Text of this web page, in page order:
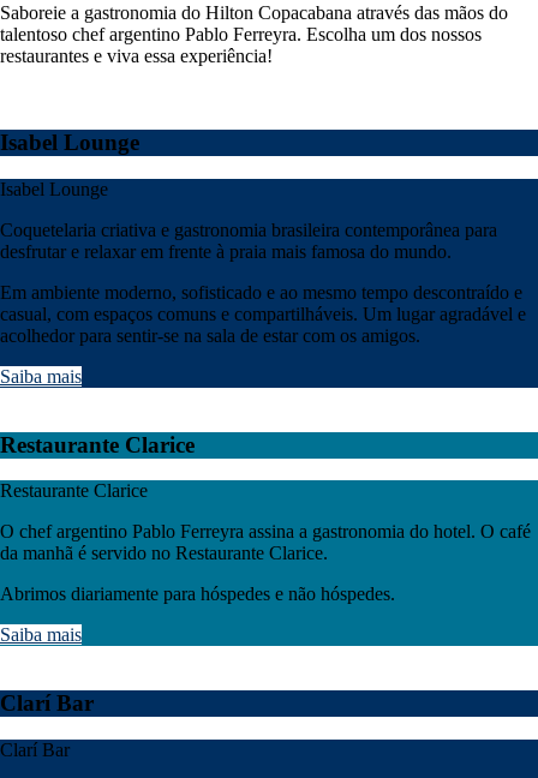
Saboreie a gastronomia do Hilton Copacabana através das mãos do
talentoso chef argentino Pablo Ferreyra. Escolha um dos nossos
restaurantes e viva essa experiência!
Isabel Lounge
Isabel Lounge
Coquetelaria criativa e gastronomia brasileira contemporânea para
desfrutar e relaxar em frente à praia mais famosa do mundo.
Em ambiente moderno, sofisticado e ao mesmo tempo descontraído e
casual, com espaços comuns e compartilháveis. Um lugar agradável e
acolhedor para sentir-se na sala de estar com os amigos.
Saiba mais
Restaurante Clarice
Restaurante Clarice
O chef argentino Pablo Ferreyra assina a gastronomia do hotel. O café
da manhã é servido no Restaurante Clarice.
Abrimos diariamente para hóspedes e não hóspedes.
Saiba mais
Clarí Bar
Clarí Bar